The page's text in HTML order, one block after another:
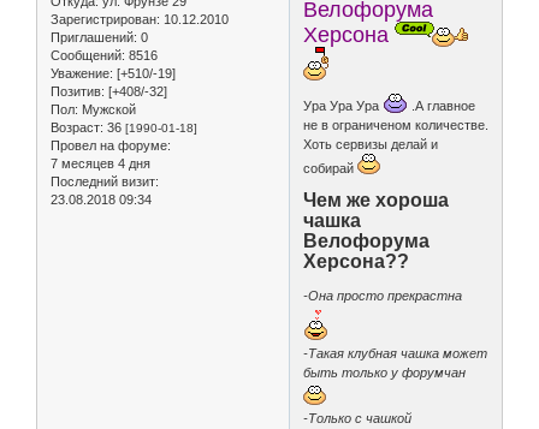
Зарегистрирован: 10.12.2010
Приглашений: 0
Сообщений: 8516
Уважение: [+510/-19]
Позитив: [+408/-32]
Пол: Мужской
Возраст: 36 [1990-01-18]
Провел на форуме:
7 месяцев 4 дня
Последний визит:
23.08.2018 09:34
Велофорума
Херсона
Ура Ура Ура
.А главное
не в ограниченом количестве.
Хоть сервизы делай и
собирай
Чем же хороша
чашка
Велофорума
Херсона??
-Она просто прекрастна
-Такая клубная чашка может
быть только у форумчан
-Только с чашкой